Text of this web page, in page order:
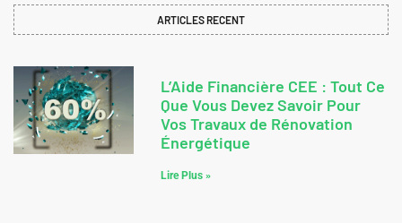
ARTICLES RECENT
L’Aide Financière CEE : Tout Ce
Que Vous Devez Savoir Pour
Vos Travaux de Rénovation
Énergétique
Lire Plus »